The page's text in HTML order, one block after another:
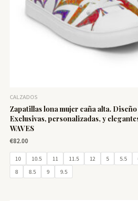
CALZADOS
Zapatillas lona mujer caña alta.
Exclusivas, personalizadas, y
WAVES
€82.00
10 10.5 11 11.5 12 5 5.5
8
8.5 9 9.5